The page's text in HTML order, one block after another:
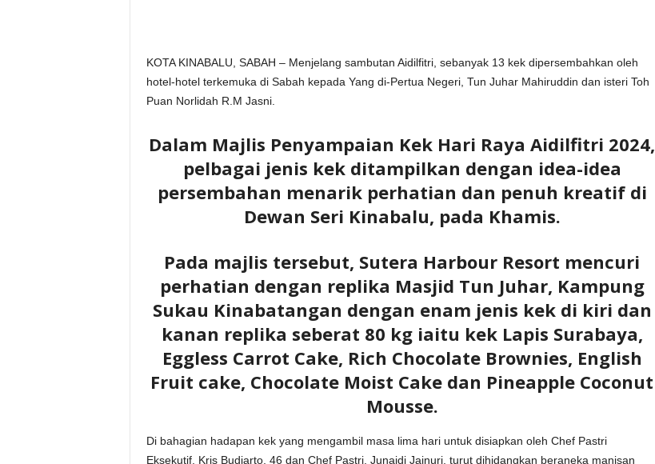
KOTA KINABALU, SABAH – Menjelang sambutan Aidilfitri, sebanyak 13 kek dipersembahkan oleh
hotel-hotel terkemuka di Sabah kepada Yang di-Pertua Negeri, Tun Juhar Mahiruddin dan isteri Toh
Puan Norlidah R.M Jasni.
Dalam Majlis Penyampaian Kek Hari Raya Aidilfitri 2024,
pelbagai jenis kek ditampilkan dengan idea-idea
persembahan menarik perhatian dan penuh kreatif di
Dewan Seri Kinabalu, pada Khamis.
Pada majlis tersebut, Sutera Harbour Resort mencuri
perhatian dengan replika Masjid Tun Juhar, Kampung
Sukau Kinabatangan dengan enam jenis kek di kiri dan
kanan replika seberat 80 kg iaitu kek Lapis Surabaya,
Eggless Carrot Cake, Rich Chocolate Brownies, English
Fruit cake, Chocolate Moist Cake dan Pineapple Coconut
Mousse.
Di bahagian hadapan kek yang mengambil masa lima hari untuk disiapkan oleh Chef Pastri
Eksekutif, Kris Budiarto, 46 dan Chef Pastri, Junaidi Jainuri, turut dihidangkan beraneka manisan